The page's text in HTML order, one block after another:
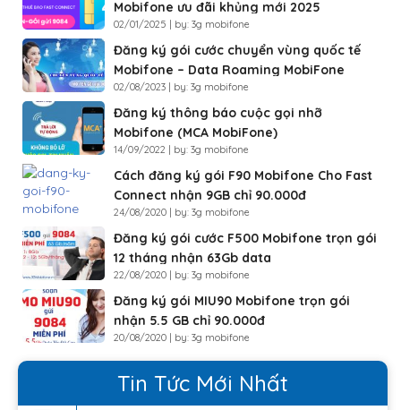
Mobifone ưu đãi khủng mới 2025
02/01/2025 | by: 3g mobifone
Đăng ký gói cước chuyển vùng quốc tế
Mobifone – Data Roaming MobiFone
02/08/2023 | by: 3g mobifone
Đăng ký thông báo cuộc gọi nhỡ
Mobifone (MCA MobiFone)
14/09/2022 | by: 3g mobifone
Cách đăng ký gói F90 Mobifone Cho Fast
Connect nhận 9GB chỉ 90.000đ
24/08/2020 | by: 3g mobifone
Đăng ký gói cước F500 Mobifone trọn gói
12 tháng nhận 63Gb data
22/08/2020 | by: 3g mobifone
Đăng ký gói MIU90 Mobifone trọn gói
nhận 5.5 GB chỉ 90.000đ
20/08/2020 | by: 3g mobifone
Tin Tức Mới Nhất